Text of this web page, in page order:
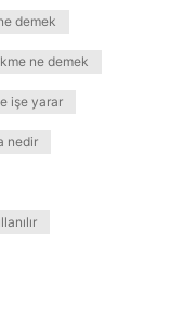
demek
ne demek
işe yarar
nedir